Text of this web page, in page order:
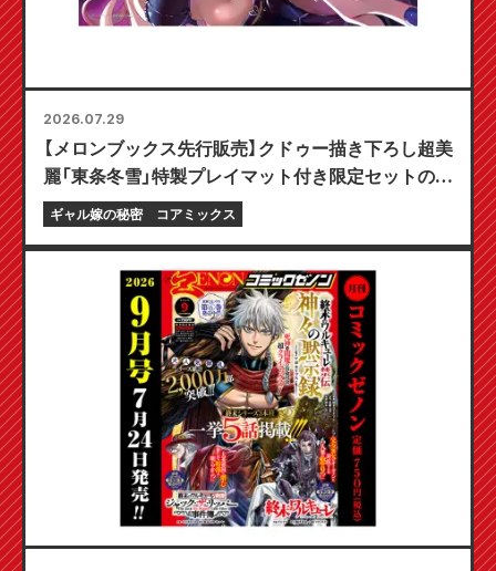
2026.07.29
【メロンブックス先行販売】クドゥー描き下ろし超美
麗「東条冬雪」特製プレイマット付き限定セットの予
約受付開始！『ギャル嫁の秘密』最新第6巻が10月20
日発売予定！
ギャル嫁の秘密 コアミックス